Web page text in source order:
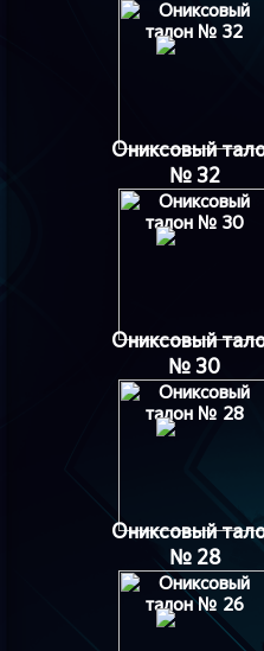
Ониксовый
№ 32
Ониксовый
№ 30
Ониксовый
№ 28